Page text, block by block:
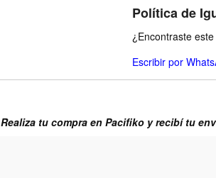
Política de
¿Encontraste
Escribir por
Realiza tu compra en Pacifiko y recibí tu